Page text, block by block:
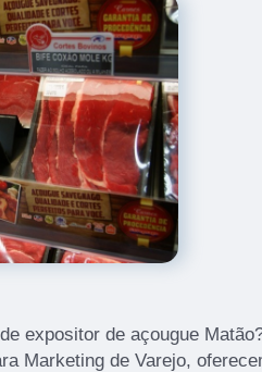
expositor de açougue
Marketing de Varejo,